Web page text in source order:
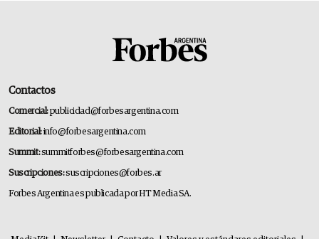
Contactos
Comercial:publicidad@forbesargentina.com
Editorial:info@forbesargentina.com
Summit:summitforbes@forbesargentina.com
Suscripciones:suscripciones@forbes.ar
Forbes Argentina es publicada por HT Media SA.